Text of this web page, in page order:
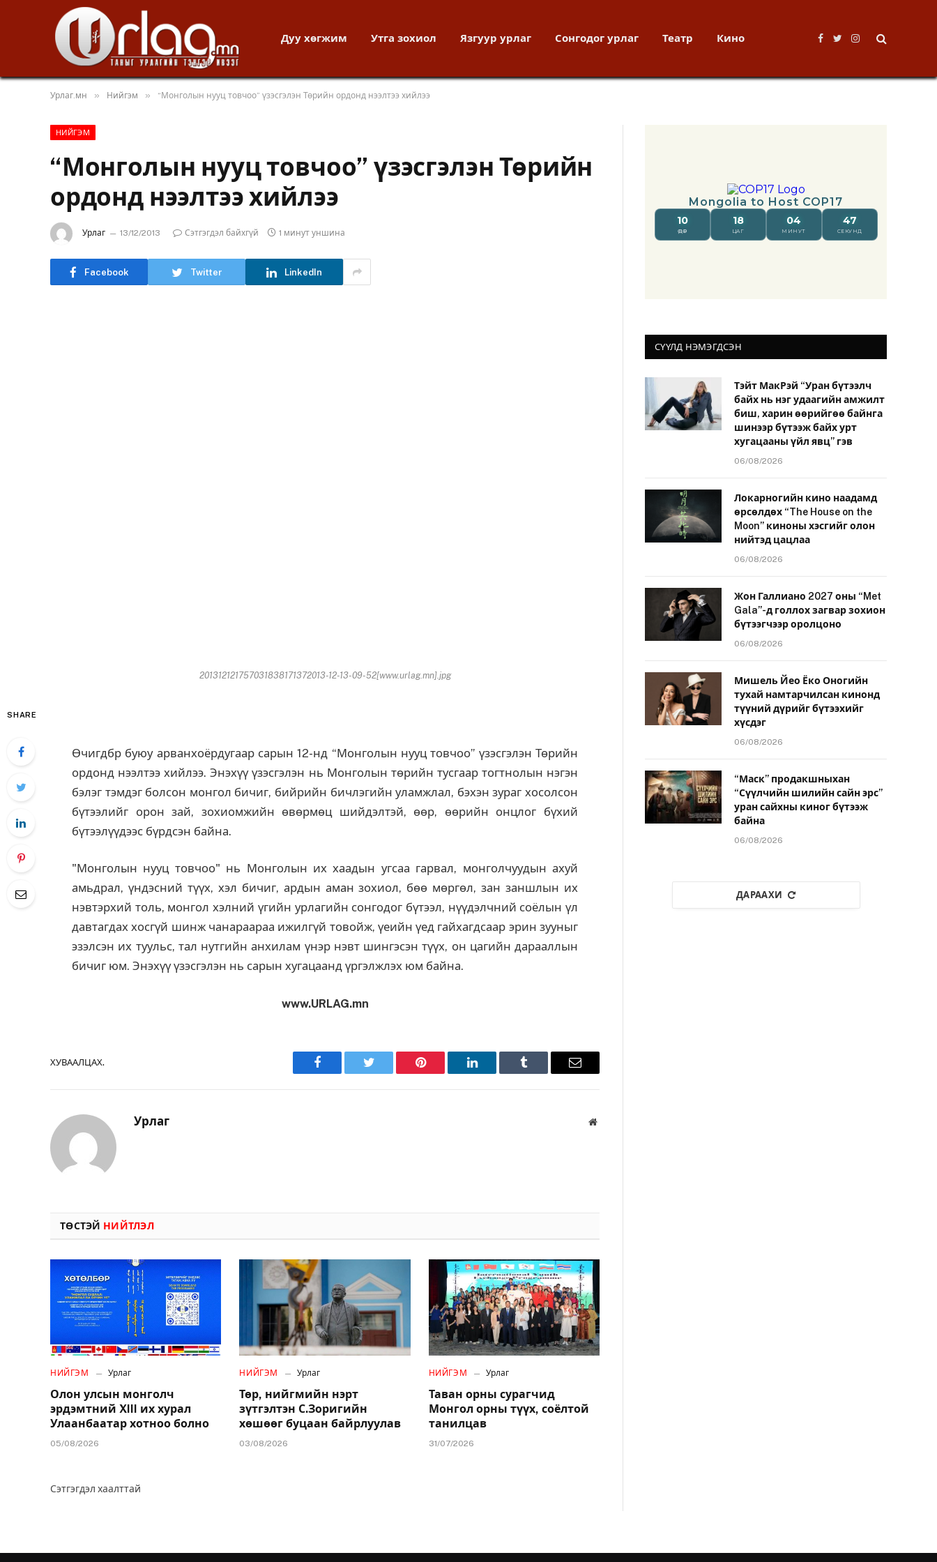
Дуу хөгжим Утга зохиол Язгуур урлаг Сонгодог урлаг Театр Кино
Facebook
TwitterInstagram
Урлаг.мн » Нийгэм » “Монголын нууц товчоо” үзэсгэлэн Төрийн ордонд нээлтээ хийлээ
НИЙГЭМ
“Монголын нууц товчоо” үзэсгэлэн Төрийн
ордонд нээлтээ хийлээ
Урлаг 13/12/2013 Сэтгэгдэл байхгүй 1 минут уншина
Facebook Twitter LinkedIn
201312121757031838171372013-12-13-09-52[www.urlag.mn].jpg
SHARE
Өчигдбр буюу арванхоёрдугаар сарын 12-нд “Монголын нууц товчоо” үзэсгэлэн Төрийн
ордонд нээлтээ хийлээ. Энэхүү үзэсгэлэн нь Монголын төрийн тусгаар тогтнолын нэгэн
бэлэг тэмдэг болсон монгол бичиг, бийрийн бичлэгийн уламжлал, бэхэн зураг хосолсон
бүтээлийг орон зай, зохиомжийн өвөрмөц шийдэлтэй, өөр, өөрийн онцлог бүхий
бүтээлүүдээс бүрдсэн байна.
"Монголын нууц товчоо" нь Монголын их хаадын угсаа гарвал, монголчуудын ахуй
амьдрал, үндэсний түүх, хэл бичиг, ардын аман зохиол, бөө мөргөл, зан заншлын их
нэвтэрхий толь, монгол хэлний үгийн урлагийн сонгодог бүтээл, нүүдэлчний соёлын үл
давтагдах хосгүй шинж чанараараа ижилгүй товойж, үеийн үед гайхагдсаар эрин зууныг
эзэлсэн их туульс, тал нутгийн анхилам үнэр нэвт шингэсэн түүх, он цагийн дарааллын
бичиг юм. Энэхүү үзэсгэлэн нь сарын хугацаанд үргэлжлэх юм байна.
www.URLAG.mn
ХУВААЛЦАХ.
Facebook Twitter Pinterest LinkedIn Tumblr Имэйл
Урлаг Вэбсайт
ТӨСТЭЙ НИЙТЛЭЛ
НИЙГЭМ Урлаг
Олон улсын монголч
эрдэмтний XIII их хурал
Улаанбаатар хотноо болно
05/08/2026
НИЙГЭМ Урлаг
Төр, нийгмийн нэрт
зүтгэлтэн С.Зоригийн
хөшөөг буцаан байрлуулав
03/08/2026
НИЙГЭМ Урлаг
Таван орны сурагчид
Монгол орны түүх, соёлтой
танилцав
31/07/2026
Сэтгэгдэл хаалттай
СҮҮЛД НЭМЭГДСЭН
Тэйт МакРэй “Уран бүтээлч
байх нь нэг удаагийн амжилт
биш, харин өөрийгөө байнга
шинээр бүтээж байх урт
хугацааны үйл явц” гэв
06/08/2026
Локарногийн кино наадамд
өрсөлдөх “The House on the
Moon” киноны хэсгийг олон
нийтэд цацлаа
06/08/2026
Жон Галлиано 2027 оны “Met
Gala”-д голлох загвар зохион
бүтээгчээр оролцоно
06/08/2026
Мишель Йео Ёко Оногийн
тухай намтарчилсан кинонд
түүний дүрийг бүтээхийг
хүсдэг
06/08/2026
“Маск” продакшныхан
“Сүүлчийн шилийн сайн эрс”
уран сайхны киног бүтээж
байна
06/08/2026
ДАРААХИ